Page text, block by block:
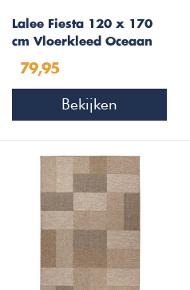
Lalee Fiesta 120 x 170
cm Vloerkleed Oceaan
79,95
Bekijken